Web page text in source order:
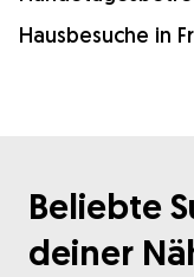
Hausbesuche in
Beliebte
deiner